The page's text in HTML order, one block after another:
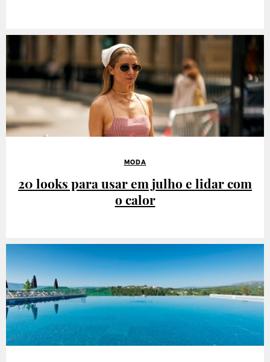
MODA
20 looks para usar em julho e lidar com
o calor